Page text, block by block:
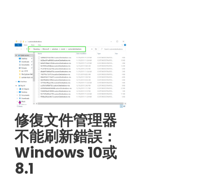
修復文件管理器
不能刷新錯誤：
Windows 10或
8.1